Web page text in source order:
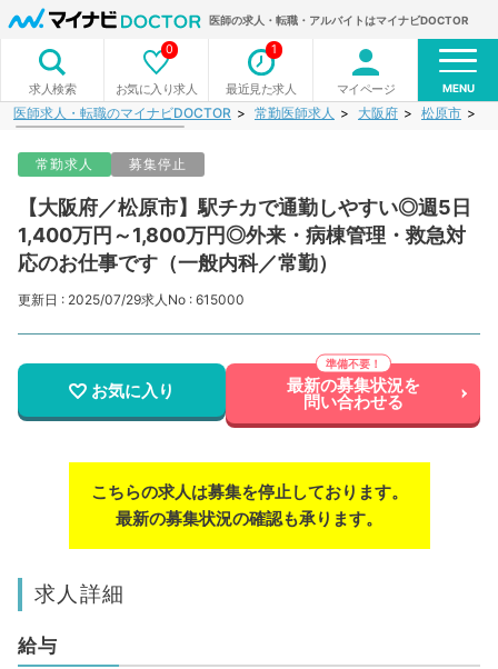
医師の求人・転職・アルバイトはマイナビDOCTOR
求人検索 お気に入り求人
0
最近見た求人
1
マイページ MENU
医師求人・転職のマイナビDOCTOR 常勤医師求人 大阪府 松原市
常勤求人 募集停止
【大阪府／松原市】駅チカで通勤しやすい◎週5日
1,400万円～1,800万円◎外来・病棟管理・救急対
応のお仕事です（一般内科／常勤）
更新日 : 2025/07/29求人No : 615000
お気に入り 最新の募集状況を
問い合わせる
こちらの求人は募集を停止しております。
最新の募集状況の確認も承ります。
求人詳細
給与